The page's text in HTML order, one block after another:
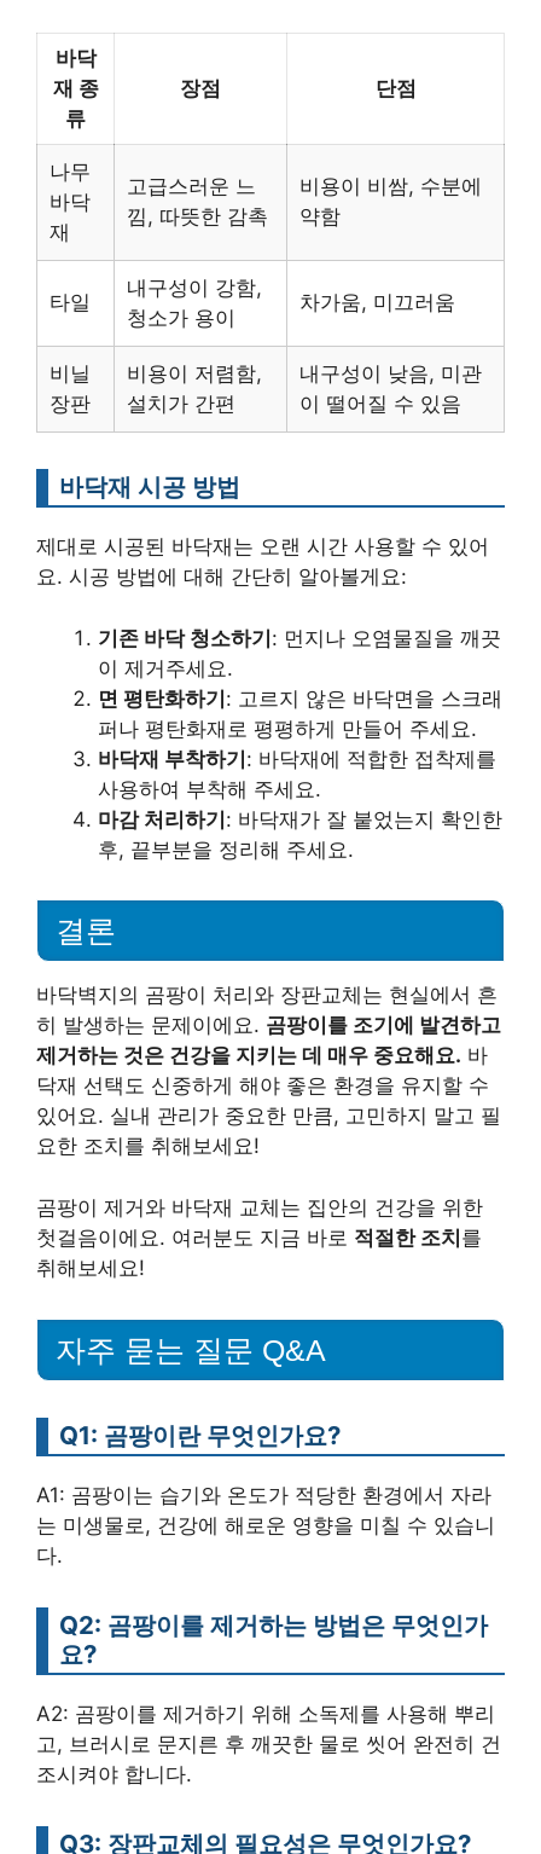
바닥
재 종
류
장점 단점
나무
바닥
재
고급스러운 느
낌, 따뜻한 감촉
비용이 비쌈, 수분에
약함
타일
내구성이 강함,
청소가 용이
차가움, 미끄러움
비닐
장판
비용이 저렴함,
설치가 간편
내구성이 낮음, 미관
이 떨어질 수 있음
바닥재 시공 방법
제대로 시공된 바닥재는 오랜 시간 사용할 수 있어
요. 시공 방법에 대해 간단히 알아볼게요:
기존 바닥 청소하기: 먼지나 오염물질을 깨끗
이 제거주세요.
면 평탄화하기: 고르지 않은 바닥면을 스크래
퍼나 평탄화재로 평평하게 만들어 주세요.
바닥재 부착하기: 바닥재에 적합한 접착제를
사용하여 부착해 주세요.
마감 처리하기: 바닥재가 잘 붙었는지 확인한
후, 끝부분을 정리해 주세요.
결론
바닥벽지의 곰팡이 처리와 장판교체는 현실에서 흔
히 발생하는 문제이에요. 곰팡이를 조기에 발견하고
제거하는 것은 건강을 지키는 데 매우 중요해요. 바
닥재 선택도 신중하게 해야 좋은 환경을 유지할 수
있어요. 실내 관리가 중요한 만큼, 고민하지 말고 필
요한 조치를 취해보세요!
곰팡이 제거와 바닥재 교체는 집안의 건강을 위한
첫걸음이에요. 여러분도 지금 바로 적절한 조치를
취해보세요!
자주 묻는 질문 Q&A
Q1: 곰팡이란 무엇인가요?
A1: 곰팡이는 습기와 온도가 적당한 환경에서 자라
는 미생물로, 건강에 해로운 영향을 미칠 수 있습니
다.
Q2: 곰팡이를 제거하는 방법은 무엇인가
요?
A2: 곰팡이를 제거하기 위해 소독제를 사용해 뿌리
고, 브러시로 문지른 후 깨끗한 물로 씻어 완전히 건
조시켜야 합니다.
Q3: 장판교체의 필요성은 무엇인가요?